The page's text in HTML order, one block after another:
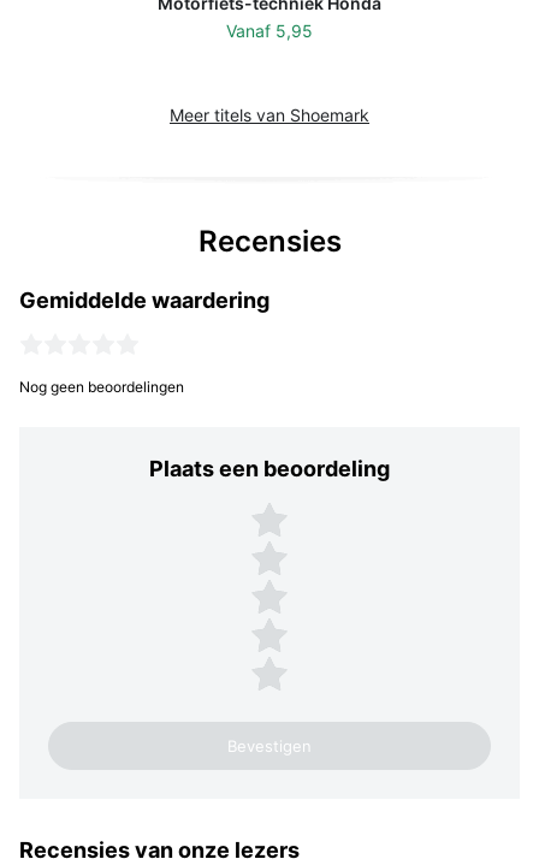
Vanaf 5,95
Meer titels van Shoemark
Recensies
Gemiddelde waardering
Nog geen beoordelingen
Plaats een beoordeling
Plaats een beoordeling
5 sterren
4 sterren
3 sterren
2 sterren
1 ster
Recensies van onze lezers